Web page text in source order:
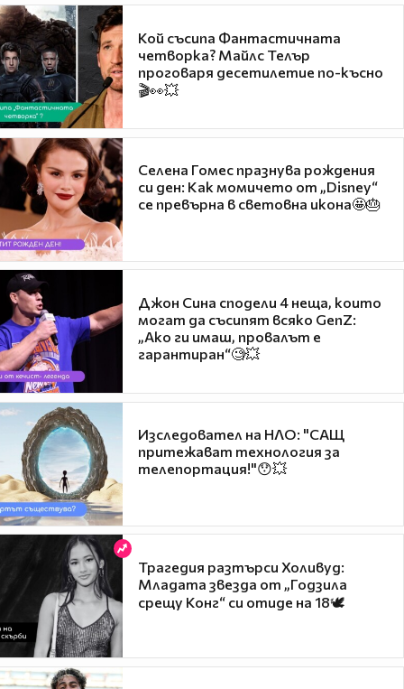
Кой съсипа Фантастичната
четворка? Майлс Телър
проговаря десетилетие по-късно
🎬👀💥
Селена Гомес празнува рождения
си ден: Как момичето от „Disney“
се превърна в световна икона🤩🎂
Джон Сина сподели 4 неща, които
могат да съсипят всяко GenZ:
„Ако ги имаш, провалът е
гарантиран“🧐💥
Изследовател на НЛО: "САЩ
притежават технология за
телепортация!"😯💥
Трагедия разтърси Холивуд:
Младата звезда от „Годзила
срещу Конг“ си отиде на 18🕊️